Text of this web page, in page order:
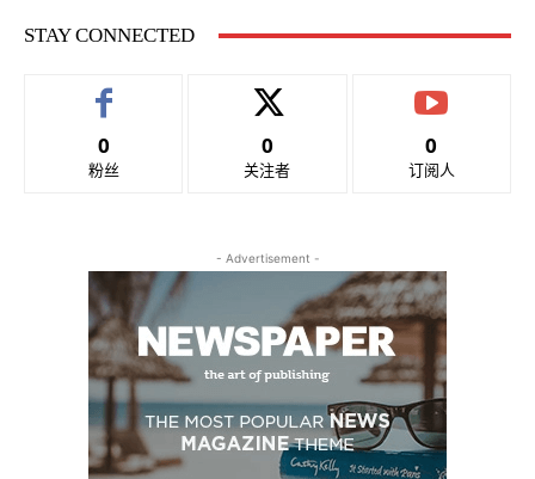
STAY CONNECTED
0
粉丝
0
关注者
0
订阅人
- Advertisement -